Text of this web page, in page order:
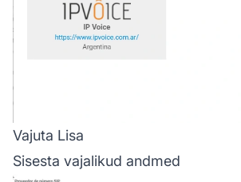
Vajuta Lisa
Sisesta vajalikud andmed